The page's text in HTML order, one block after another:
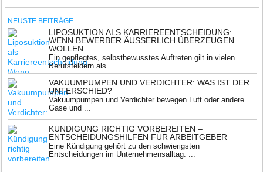
NEUSTE BEITRÄGE
LIPOSUKTION ALS KARRIEREENTSCHEIDUNG:
WENN BEWERBER ÄUSSERLICH ÜBERZEUGEN W
OLLEN
Ein gepflegtes, selbstbewusstes Auftreten gilt in vielen
Berufsfeldern als ...
VAKUUMPUMPEN UND VERDICHTER: WAS IST DER
UNTERSCHIED?
Vakuumpumpen und Verdichter bewegen Luft oder andere
Gase und ...
KÜNDIGUNG RICHTIG VORBEREITEN –
ENTSCHEIDUNGSHILFEN FÜR ARBEITGEBER
Eine Kündigung gehört zu den schwierigsten
Entscheidungen im Unternehmensalltag. ...